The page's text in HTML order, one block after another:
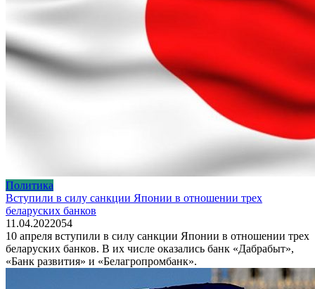
Политика
Вступили в силу санкции Японии в отношении трех
беларуских банков
11.04.2022054
10 апреля вступили в силу санкции Японии в отношении трех
беларуских банков. В их числе оказались банк «Дабрабыт»,
«Банк развития» и «Белагропромбанк».